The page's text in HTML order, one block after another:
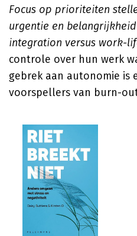
Focus op prioriteiten
urgentie en
integration versus work-
controle over hun werk
gebrek aan autonomie is
voorspellers van burn-